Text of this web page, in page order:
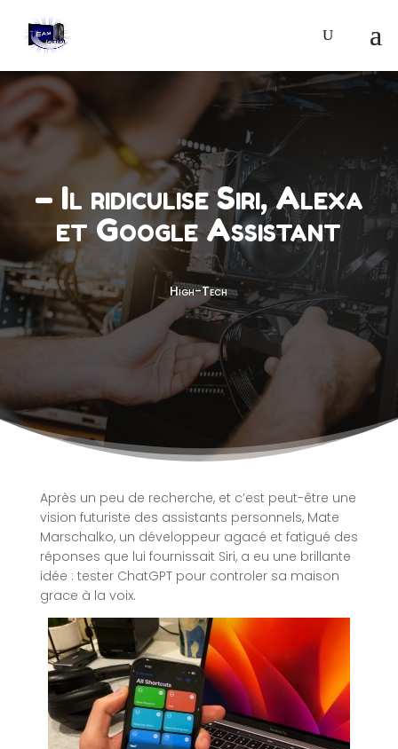
– Il ridiculise Siri, Alexa
et Google Assistant
High-Tech
Après un peu de recherche, et c’est peut-être une
vision futuriste des assistants personnels, Mate
Marschalko, un développeur agacé et fatigué des
réponses que lui fournissait Siri, a eu une brillante
idée : tester ChatGPT pour controler sa maison
grace à la voix.